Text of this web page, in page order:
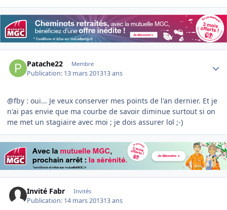
Patache22 Membre
Publication: 13 mars 201313 ans
@fby : oui... Je veux conserver mes points de l'an dernier. Et je
n'ai pas envie que ma courbe de savoir diminue surtout si on
me met un stagiaire avec moi ; je dois assurer lol ;-)
Invité Fabr Invités
Publication: 14 mars 201313 ans